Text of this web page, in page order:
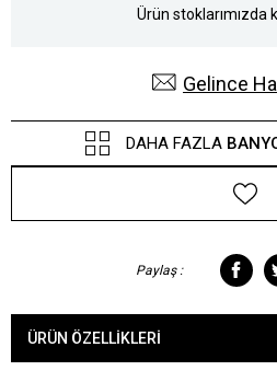
Ürün stoklarımızda
Gelince
DAHA FAZLA
Paylaş :
ÜRÜN ÖZELLIKLERI